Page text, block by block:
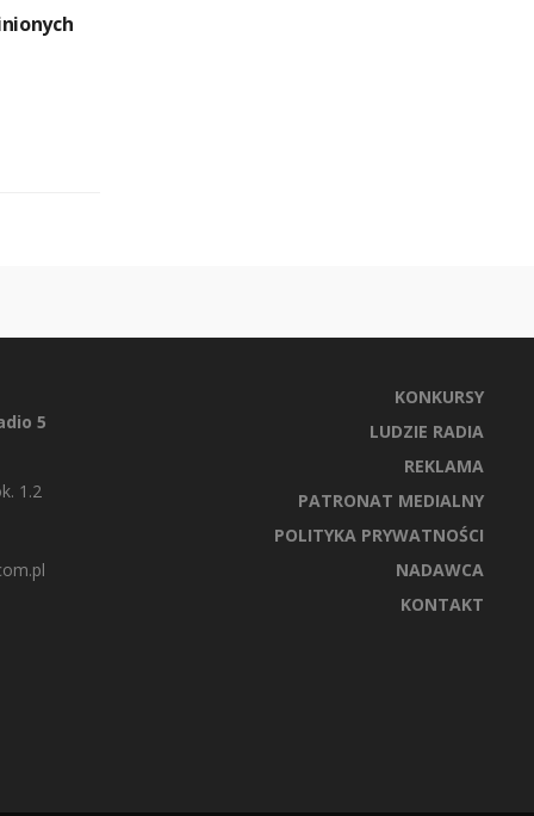
5
1.2
KONKURSY
LUDZIE RADIA
REKLAMA
PATRONAT MEDIALNY
POLITYKA PRYWATNOŚCI
NADAWCA
KONTAKT